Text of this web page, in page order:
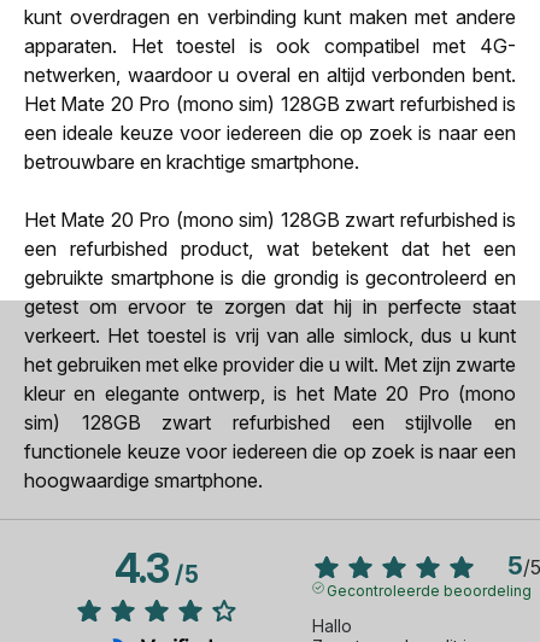
kunt overdragen en verbinding kunt maken met andere
apparaten. Het toestel is ook compatibel met 4G-
netwerken, waardoor u overal en altijd verbonden bent.
Het Mate 20 Pro (mono sim) 128GB zwart refurbished is
een ideale keuze voor iedereen die op zoek is naar een
betrouwbare en krachtige smartphone.
Het Mate 20 Pro (mono sim) 128GB zwart refurbished is
een refurbished product, wat betekent dat het een
gebruikte smartphone is die grondig is gecontroleerd en
getest om ervoor te zorgen dat hij in perfecte staat
verkeert. Het toestel is vrij van alle simlock, dus u kunt
het gebruiken met elke provider die u wilt. Met zijn zwarte
kleur en elegante ontwerp, is het Mate 20 Pro (mono
sim) 128GB zwart refurbished een stijlvolle en
functionele keuze voor iedereen die op zoek is naar een
hoogwaardige smartphone.
4.3/5 5/5
Gecontroleerde beoordeling
Hallo